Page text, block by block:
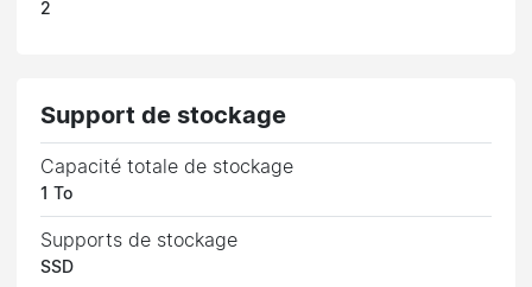
2
Support de stockage
Capacité totale de stockage
1 To
Supports de stockage
SSD